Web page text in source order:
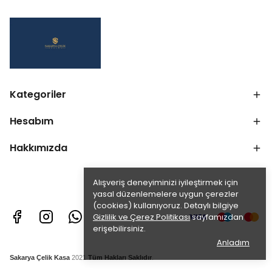
Alışveriş deneyiminizi iyileştirmek için
yasal düzenlemelere uygun çerezler
(cookies) kullanıyoruz. Detaylı bilgiye
Gizlilik ve Çerez Politikasısayfamızdan
erişebilirsiniz.
Anladım
Kategoriler
Hesabım
Hakkımızda
Sakarya Çelik Kasa 2021 Tüm Hakları Saklıdır